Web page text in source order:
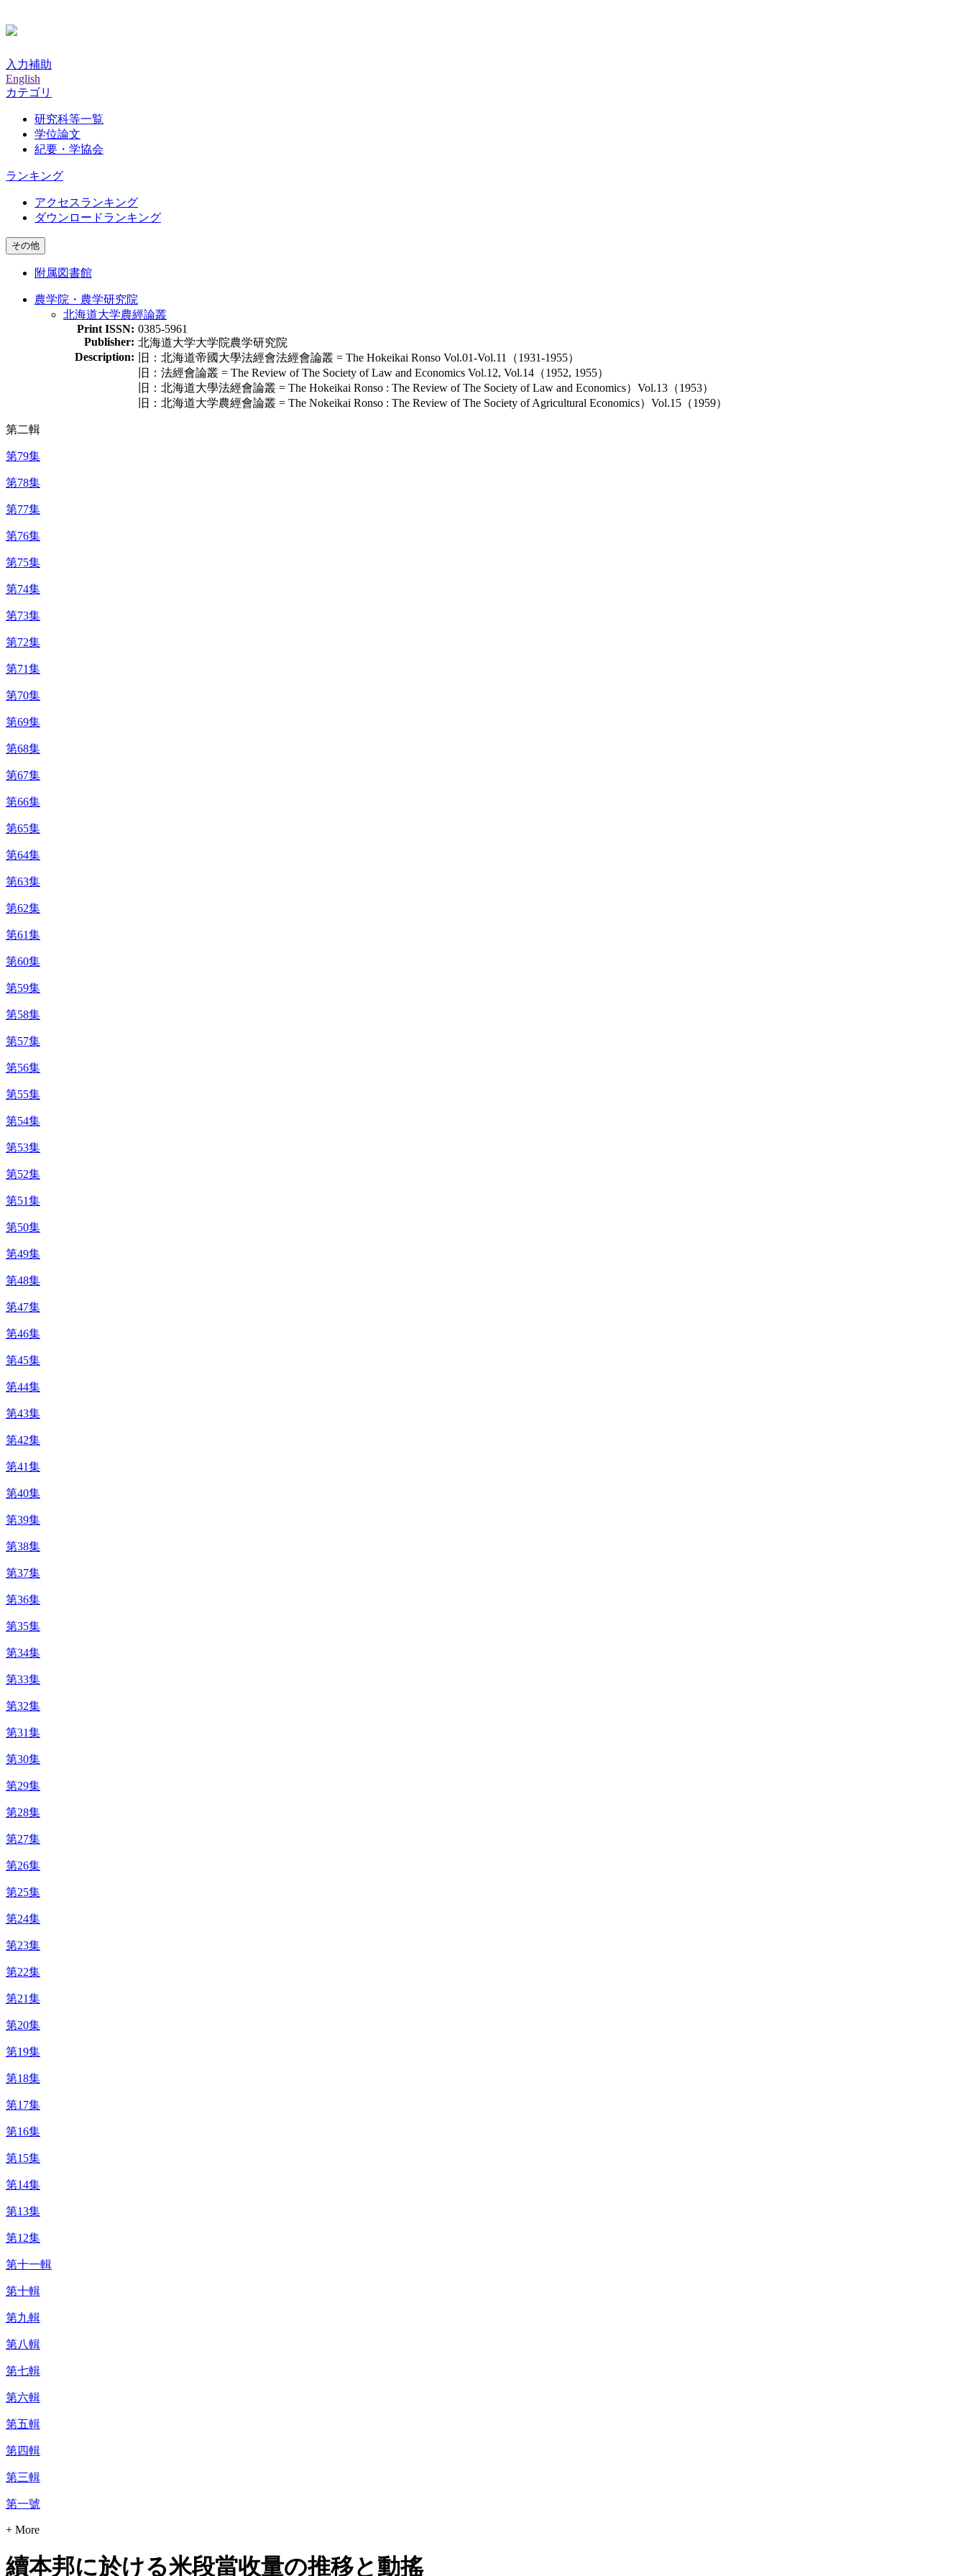
入力補助
English
カテゴリ
研究科等一覧
学位論文
紀要・学協会
ランキング
アクセスランキング
ダウンロードランキング
その他
附属図書館
農学院・農学研究院
北海道大学農經論叢
Print ISSN: 0385-5961
Publisher: 北海道大学大学院農学研究院
Description:
旧：北海道帝國大學法經會法經會論叢 = The Hokeikai Ronso Vol.01-Vol.11（1931-1955）
旧：法經會論叢 = The Review of The Society of Law and Economics Vol.12, Vol.14（1952, 1955）
旧：北海道大學法經會論叢 = The Hokeikai Ronso : The Review of The Society of Law and Economics）Vol.13（1953）
旧：北海道大学農經會論叢 = The Nokeikai Ronso : The Review of The Society of Agricultural Economics）Vol.15（1959）
第二輯
第79集
第78集
第77集
第76集
第75集
第74集
第73集
第72集
第71集
第70集
第69集
第68集
第67集
第66集
第65集
第64集
第63集
第62集
第61集
第60集
第59集
第58集
第57集
第56集
第55集
第54集
第53集
第52集
第51集
第50集
第49集
第48集
第47集
第46集
第45集
第44集
第43集
第42集
第41集
第40集
第39集
第38集
第37集
第36集
第35集
第34集
第33集
第32集
第31集
第30集
第29集
第28集
第27集
第26集
第25集
第24集
第23集
第22集
第21集
第20集
第19集
第18集
第17集
第16集
第15集
第14集
第13集
第12集
第十一輯
第十輯
第九輯
第八輯
第七輯
第六輯
第五輯
第四輯
第三輯
第一號
+ More
續本邦に於ける米段當收量の推移と動搖